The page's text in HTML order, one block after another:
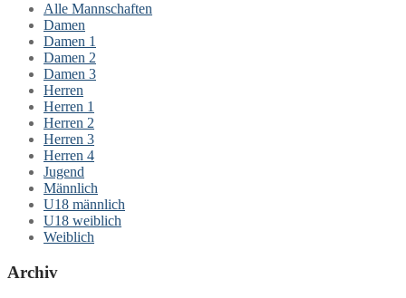
Alle Mannschaften
Damen
Damen 1
Damen 2
Damen 3
Herren
Herren 1
Herren 2
Herren 3
Herren 4
Jugend
Männlich
U18 männlich
U18 weiblich
Weiblich
Archiv